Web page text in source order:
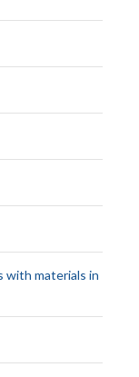
with materials in